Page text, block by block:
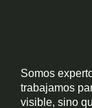
Somos
trabajamos
visible, sino